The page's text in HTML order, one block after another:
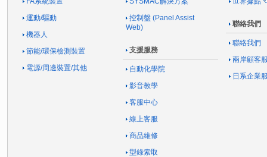
運動/驅動
機器人
節能/環保檢測裝置
電源/周邊裝置/其他
控制盤 (Panel Assist
Web)
支援服務
自動化學院
影音教學
客服中心
線上客服
商品維修
型錄索取
聯絡我們
聯絡我們
兩岸顧客
日系企業